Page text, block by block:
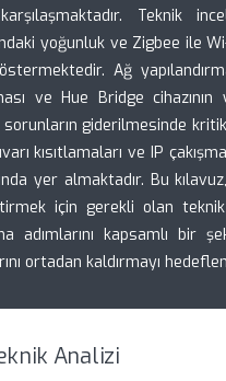
Teknik
yoğunluk ve Zigbee ile
Ağ
ve Hue Bridge cihazının
giderilmesinde
kısıtlamaları ve IP
yer almaktadır. Bu kılavuz,
için gerekli olan
adımlarını kapsamlı bir
ortadan kaldırmayı
Analizi